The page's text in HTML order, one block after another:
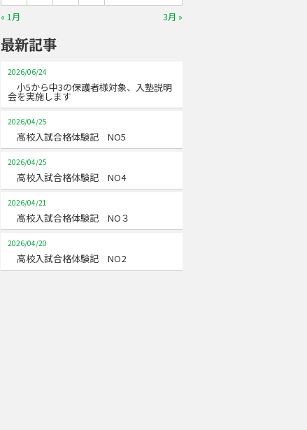
« 1月 3月 »
最新記事
2026/06/24
小5から中3の保護者様対象、入塾説明
会を実施します
2026/04/25
高校入試合格体験記 NO5
2026/04/25
高校入試合格体験記 NO4
2026/04/21
高校入試合格体験記 NO３
2026/04/20
高校入試合格体験記 NO2